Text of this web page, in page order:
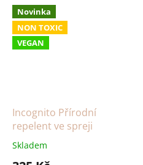
Novinka
NON TOXIC
VEGAN
Incognito Přírodní
repelent ve spreji
Skladem